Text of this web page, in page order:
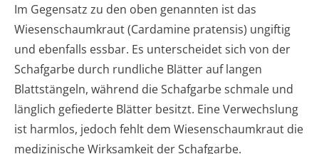
Im Gegensatz zu den oben genannten ist das
Wiesenschaumkraut (Cardamine pratensis) ungiftig
und ebenfalls essbar. Es unterscheidet sich von der
Schafgarbe durch rundliche Blätter auf langen
Blattstängeln, während die Schafgarbe schmale und
länglich gefiederte Blätter besitzt. Eine Verwechslung
ist harmlos, jedoch fehlt dem Wiesenschaumkraut die
medizinische Wirksamkeit der Schafgarbe.